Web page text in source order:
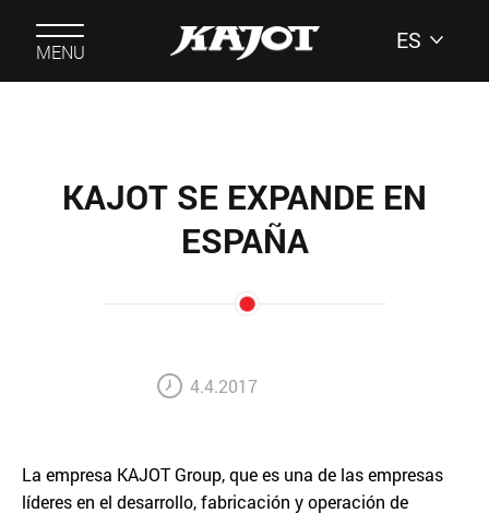
MENU ES
KAJOT SE EXPANDE EN
ESPAÑA
4.4.2017
La empresa KAJOT Group, que es una de las empresas
líderes en el desarrollo, fabricación y operación de